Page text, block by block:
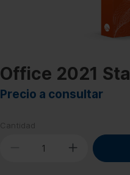
Office 2021
Precio a consultar
Cantidad